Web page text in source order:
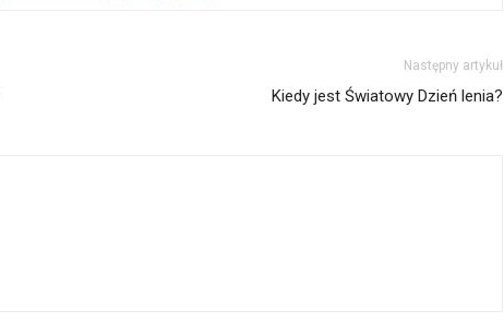
Następny artykuł
Kiedy jest Światowy Dzień lenia?